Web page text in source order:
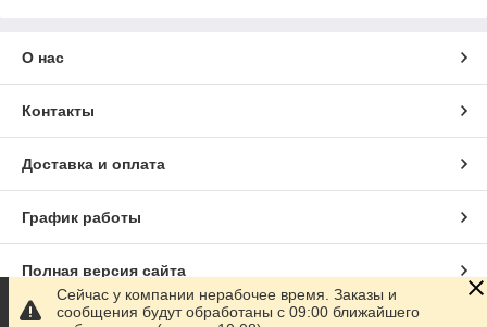
О нас
Контакты
Доставка и оплата
График работы
Полная версия сайта
Сейчас у компании нерабочее время. Заказы и
сообщения будут обработаны с 09:00 ближайшего